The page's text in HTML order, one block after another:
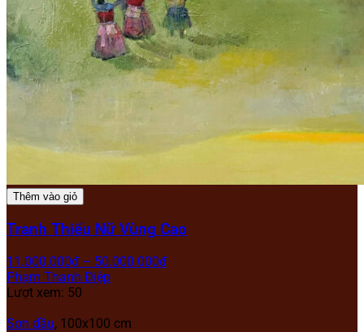
Thêm vào giỏ
Tranh Thiếu Nữ Vùng Cao
11.000.000₫ – 50.000.000₫
Phạm Thanh Điệp
Lượt xem: 50
Sơn dầu, 100x100 cm